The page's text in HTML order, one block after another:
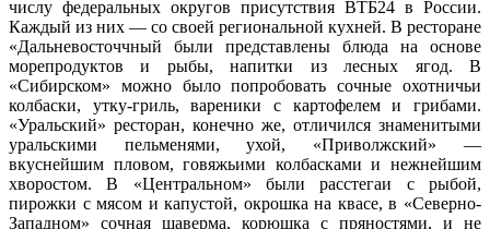
числу федеральных округов присутствия ВТБ24 в России.
Каждый из них — со своей региональной кухней. В ресторане
«Дальневосточчный были представлены блюда на основе
морепродуктов и рыбы, напитки из лесных ягод. В
«Сибирском» можно было попробовать сочные охотничьи
колбаски, утку-гриль, вареники с картофелем и грибами.
«Уральский» ресторан, конечно же, отличился знаменитыми
уральскими пельменями, ухой, «Приволжский» —
вкуснейшим пловом, говяжьими колбасками и нежнейшим
хворостом. В «Центральном» были расстегаи с рыбой,
пирожки с мясом и капустой, окрошка на квасе, в «Северно-
Западном» сочная шаверма, корюшка с пряностями, и не